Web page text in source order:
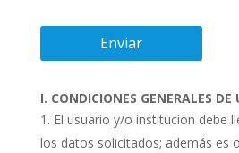
I. CONDICIONES GENERALES DE
El usuario y/o institución debe
los datos solicitados; además es